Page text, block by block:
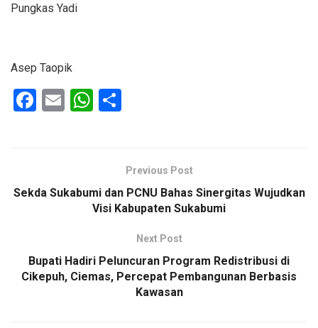
Pungkas Yadi
Asep Taopik
F
o
E
W
A
p
ePrevious Post
Sekda Sukabumi dan PCNU Bahas Sinergitas Wujudkan
Visi Kabupaten Sukabumi
Next Post
Bupati Hadiri Peluncuran Program Redistribusi di
Cikepuh, Ciemas, Percepat Pembangunan Berbasis
Kawasan